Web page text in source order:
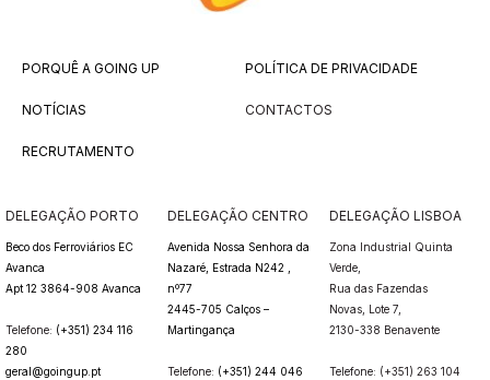
PORQUÊ A GOING UP
NOTÍCIAS
RECRUTAMENTO
POLÍTICA DE PRIVACIDADE
CONTACTOS
DELEGAÇÃO PORTO
Beco dos Ferroviários EC
Avanca
Apt 12 3864-908 Avanca
Telefone: (+351) 234 116
280
geral@goingup.pt
DELEGAÇÃO CENTRO
Avenida Nossa Senhora da
Nazaré, Estrada N242 ,
nº77
2445-705 Calços –
Martingança
Telefone: (+351) 244 046
DELEGAÇÃO LISBOA
Zona Industrial Quinta
Verde,
Rua das Fazendas
Novas, Lote 7,
2130-338 Benavente
Telefone: (+351) 263 104